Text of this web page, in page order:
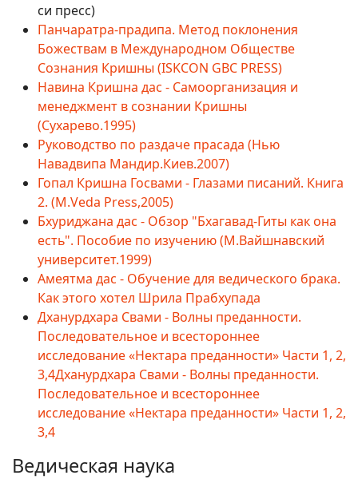
си пресс)
Панчаратра-прадипа. Метод поклонения
Божествам в Международном Обществе
Сознания Кришны (ISKCON GBC PRESS)
Навина Кришна дас - Самоорганизация и
менеджмент в сознании Кришны
(Сухарево.1995)
Руководство по раздаче прасада (Нью
Навадвипа Мандир.Киев.2007)
Гопал Кришна Госвами - Глазами писаний. Книга
2. (М.Veda Press,2005)
Бхуриджана дас - Обзор "Бхагавад-Гиты как она
есть". Пособие по изучению (М.Вайшнавский
университет.1999)
Амеятма дас - Обучение для ведического брака.
Как этого хотел Шрила Прабхупада
Дханурдхара Свами - Волны преданности.
Последовательное и всестороннее
исследование «Нектара преданности» Части 1, 2,
3,4Дханурдхара Свами - Волны преданности.
Последовательное и всестороннее
исследование «Нектара преданности» Части 1, 2,
3,4
Ведическая наука